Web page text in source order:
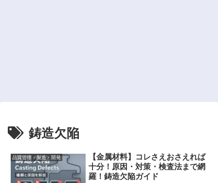
鋳造欠陥
品質管理・製造・開発
【金属材料】コレさえおさえれば
十分！原因・対策・検査法まで網
羅！鋳造欠陥ガイド